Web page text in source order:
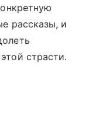
рассказы, и
страсти.